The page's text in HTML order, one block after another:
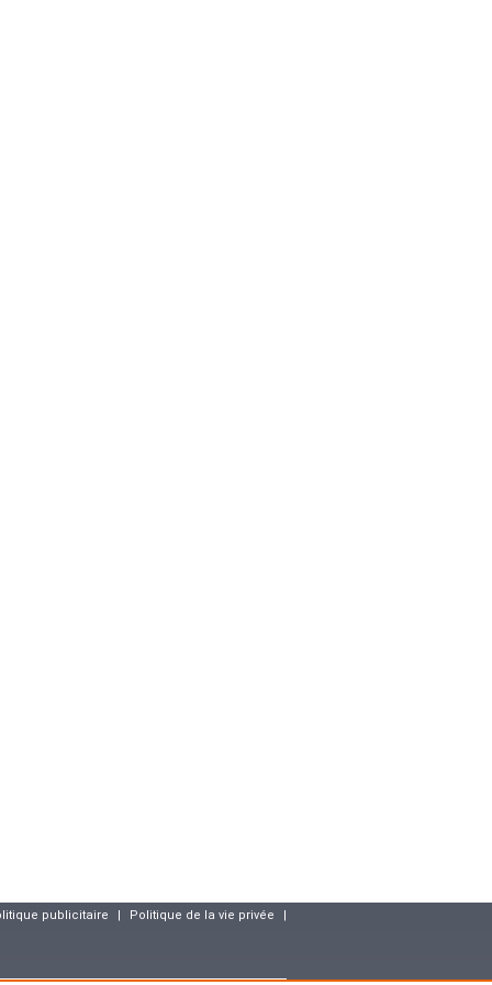
publicitaire | Politique de la vie privée |